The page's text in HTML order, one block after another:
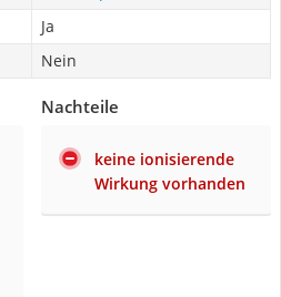
Ja
Nein
Nachteile
keine ionisierende
Wirkung vorhanden